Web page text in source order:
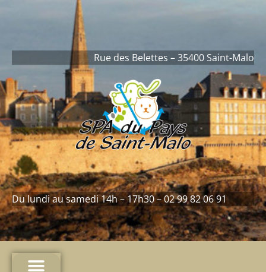
Rue des Belettes – 35400 Saint-Malo
Du lundi au samedi 14h – 17h30 – 02 99 82 06 91